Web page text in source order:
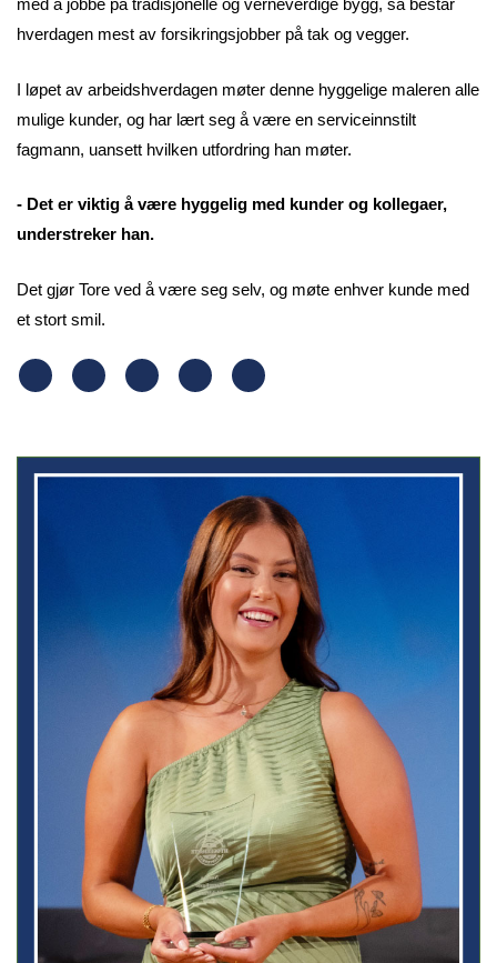
med å jobbe på tradisjonelle og verneverdige bygg, så består
hverdagen mest av forsikringsjobber på tak og vegger.
I løpet av arbeidshverdagen møter denne hyggelige maleren alle
mulige kunder, og har lært seg å være en serviceinnstilt
fagmann, uansett hvilken utfordring han møter.
- Det er viktig å være hyggelig med kunder og kollegaer,
understreker han.
Det gjør Tore ved å være seg selv, og møte enhver kunde med
et stort smil.